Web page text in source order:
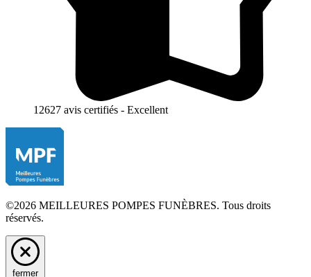
12627 avis certifiés - Excellent
©2026 MEILLEURES POMPES FUNÈBRES. Tous droits
réservés.
fermer